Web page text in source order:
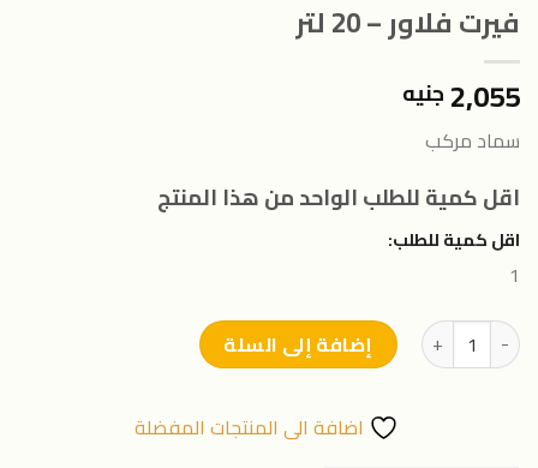
فيرت فلاور – 20 لتر
2,055 جنيه
سماد مركب
اقل كمية للطلب الواحد من هذا المنتج
اقل كمية للطلب:
1
كمية فيرت فلاور - 20 لترإضافة إلى السلة
اضافة الى المنتجات المفضلة